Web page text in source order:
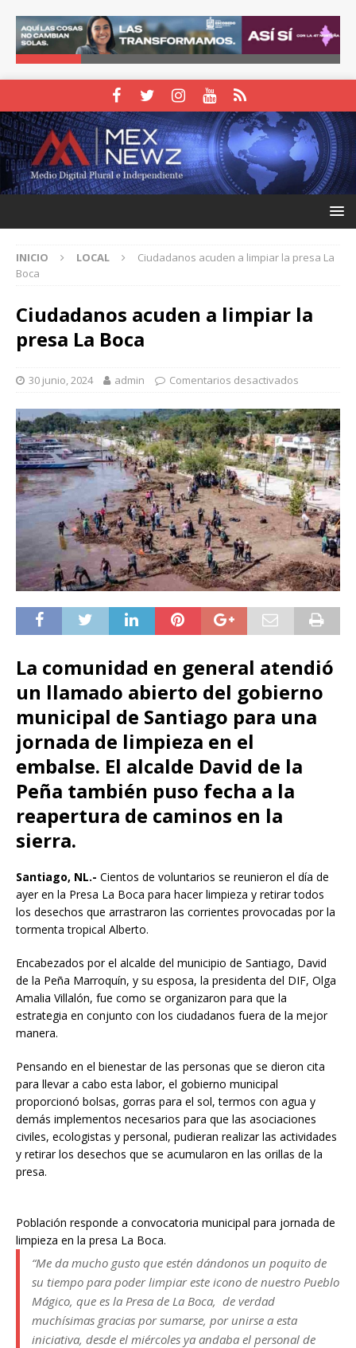
INICIO LOCAL
Ciudadanos acuden a limpiar la presa La
Boca
Ciudadanos acuden a limpiar la
presa La Boca
30 junio, 2024 admin Comentarios desactivados
La comunidad en general atendió
un llamado abierto del gobierno
municipal de Santiago para una
jornada de limpieza en el
embalse. El alcalde David de la
Peña también puso fecha a la
reapertura de caminos en la
sierra.
Santiago, NL.- Cientos de voluntarios se reunieron el día de
ayer en la Presa La Boca para hacer limpieza y retirar todos
los desechos que arrastraron las corrientes provocadas por la
tormenta tropical Alberto.
Encabezados por el alcalde del municipio de Santiago, David
de la Peña Marroquín, y su esposa, la presidenta del DIF, Olga
Amalia Villalón, fue como se organizaron para que la
estrategia en conjunto con los ciudadanos fuera de la mejor
manera.
Pensando en el bienestar de las personas que se dieron cita
para llevar a cabo esta labor, el gobierno municipal
proporcionó bolsas, gorras para el sol, termos con agua y
demás implementos necesarios para que las asociaciones
civiles, ecologistas y personal, pudieran realizar las actividades
y retirar los desechos que se acumularon en las orillas de la
presa.
Población responde a convocatoria municipal para jornada de
limpieza en la presa La Boca.
“Me da mucho gusto que estén dándonos un poquito de
su tiempo para poder limpiar este icono de nuestro Pueblo
Mágico, que es la Presa de La Boca, de verdad
muchísimas gracias por sumarse, por unirse a esta
iniciativa, desde el miércoles ya andaba el personal de